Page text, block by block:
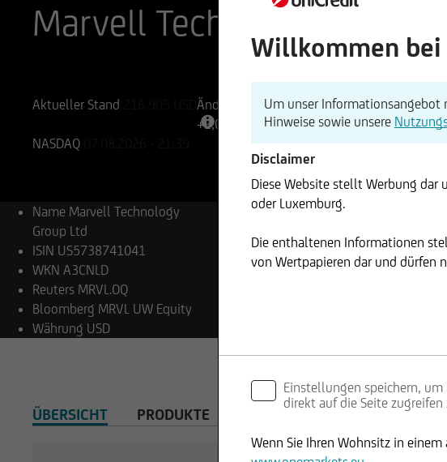
Marvell Technology Group
Aktueller Stand
Änderung
+2,05%
+4,44
NASDAQ
Name Marvell Technology
Group Ltd
ISIN US5738741041
WKN A3CNLD
Reuters MRVL.OQ
Bloomberg MRVL UW Equity
Währung USD
ÜBERSICHT PRODUKTE
Willkommen
Um unser Informationsangebot
Hinweise sowie unsere
Disclaimer
Diese Website stellt Werbung dar
oder Luxemburg.
Die enthaltenen Informationen
von Wertpapieren dar und dürfen
Einstellungen speichern,
direkt auf die Seite zugreifen
Wenn Sie Ihren Wohnsitz in